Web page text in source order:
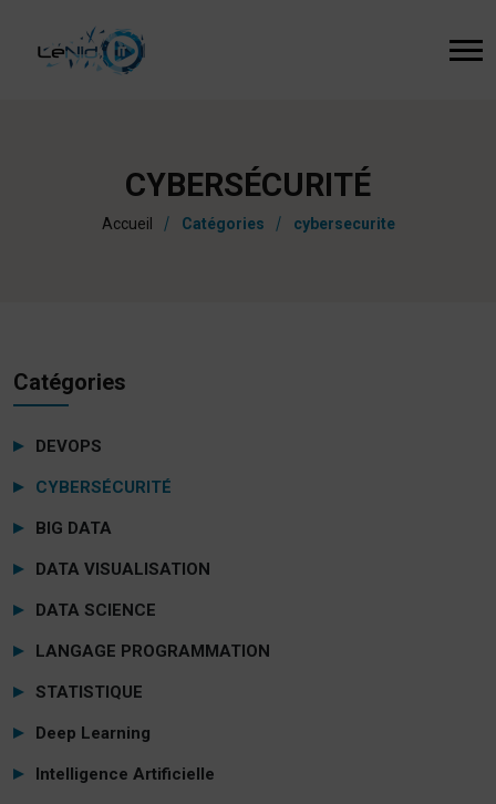
CYBERSÉCURITÉ
Accueil Catégories cybersecurite
Catégories
DEVOPS
CYBERSÉCURITÉ
BIG DATA
DATA VISUALISATION
DATA SCIENCE
LANGAGE PROGRAMMATION
STATISTIQUE
Deep Learning
Intelligence Artificielle